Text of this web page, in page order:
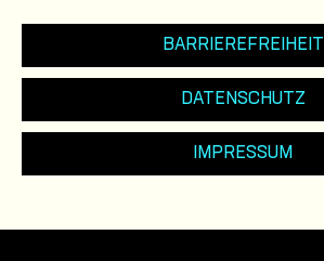
BARRIEREFREIHEIT
DATENSCHUTZ
IMPRESSUM